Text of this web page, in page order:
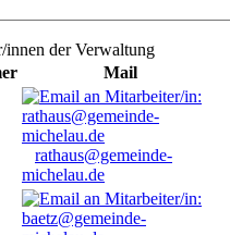
innen der Verwaltung
Mail
rathaus@gemeinde-
michelau.de